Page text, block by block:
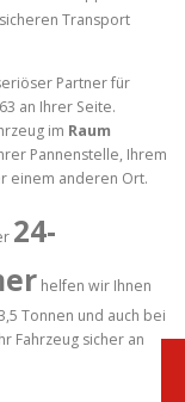
Transport
Partner für
an Ihrer Seite.
im Raum
Pannenstelle, Ihrem
einem anderen Ort.
24-
helfen wir Ihnen
Tonnen und auch bei
Fahrzeug sicher an